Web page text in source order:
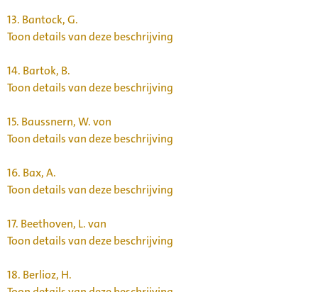
13. Bantock, G.
Toon details van deze beschrijving
14. Bartok, B.
Toon details van deze beschrijving
15. Baussnern, W. von
Toon details van deze beschrijving
16. Bax, A.
Toon details van deze beschrijving
17. Beethoven, L. van
Toon details van deze beschrijving
18. Berlioz, H.